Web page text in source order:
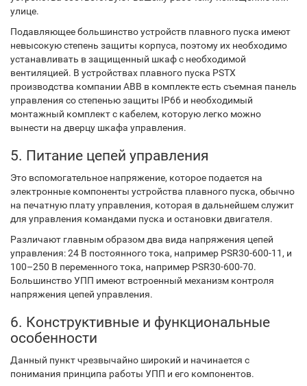
улице.
Подавляющее большинство устройств плавного пуска имеют
невысокую степень защиты корпуса, поэтому их необходимо
устанавливать в защищенный шкаф с необходимой
вентиляцией. В устройствах плавного пуска PSTX
производства компании ABB в комплекте есть съемная панель
управления со степенью защиты IP66 и необходимый
монтажный комплект с кабелем, которую легко можно
вынести на дверцу шкафа управления.
5. Питание цепей управления
Это вспомогательное напряжение, которое подается на
электронные компоненты устройства плавного пуска, обычно
на печатную плату управления, которая в дальнейшем служит
для управления командами пуска и остановки двигателя.
Различают главным образом два вида напряжения цепей
управления: 24 В постоянного тока, например PSR30-600-11, и
100–250 В переменного тока, например PSR30-600-70.
Большинство УПП имеют встроенный механизм контроля
напряжения цепей управления.
6. Конструктивные и функциональные
особенности
Данный пункт чрезвычайно широкий и начинается с
понимания принципа работы УПП и его компонентов.